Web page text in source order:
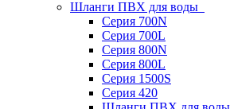
Шланги ПВХ для воды
Серия 700N
Серия 700L
Серия 800N
Серия 800L
Серия 1500S
Серия 420